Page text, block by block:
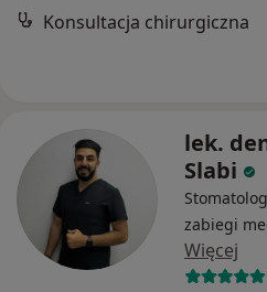
Konsultacja chirurgiczna
lek.
Slabi
zabiegi
Więcej